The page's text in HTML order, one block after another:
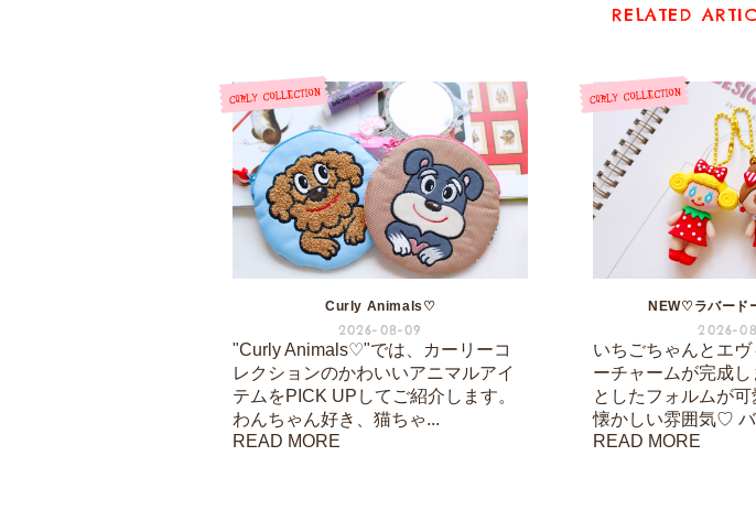
RELATED
Curly Animals♡
2026-08-09
"Curly Animals♡"では、カーリーコ
レクションのかわいいアニマルアイ
テムをPICK UPしてご紹介します。
わんちゃん好き、猫ちゃ...
READ MORE
NEW♡ラバード
2026-
いちごちゃんとエ
ーチャームが完成
としたフォルムが
懐かしい雰囲気♡
READ MORE